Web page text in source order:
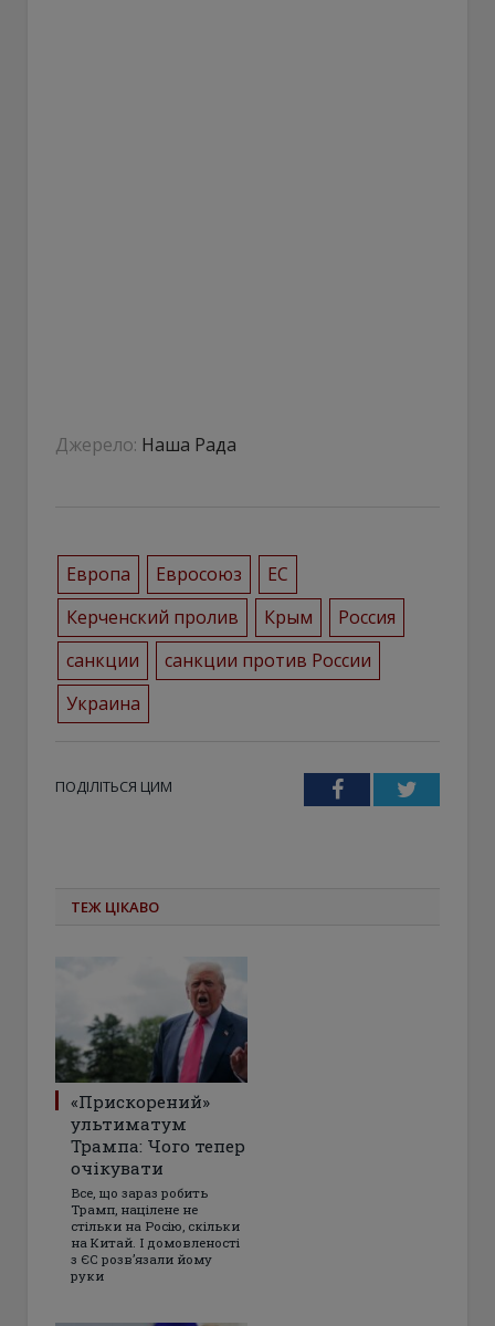
Джерело: Наша Рада
Европа Евросоюз
ЕС
Керченский пролив
Крым
Россия
санкции
санкции против России
Украина
ПОДІЛІТЬСЯ ЦИМ FacebookTwitter
ТЕЖ ЦІКАВО
«Прискорений»
ультиматум
Трампа: Чого тепер
очікувати
Все, що зараз робить
Трамп, націлене не
стільки на Росію, скільки
на Китай. І домовленості
з ЄС розвʼязали йому
руки